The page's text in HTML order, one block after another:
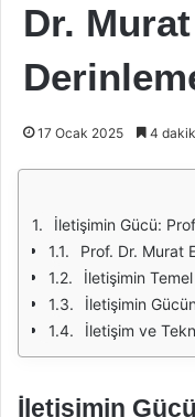
Dr.
17 Ocak 2025 4
İletişimin Gücü: Prof.
Prof. Dr. Murat
İletişimin Temel
İletişimin
İletişim ve
İletişimin